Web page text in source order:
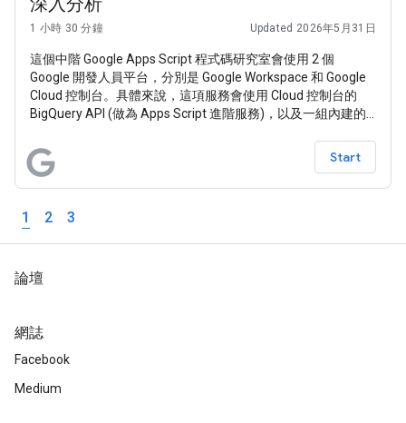
1 小時 30 分鐘 Updated 2026年5月31日
這個中階 Google Apps Script 程式碼研究室會使用 2 個
Google 開發人員平台，分別是 Google Workspace 和 Google
Cloud 控制台。具體來說，這項服務會使用 Cloud 控制台的
BigQuery API (做為 Apps Script 進階服務)，以及一組內建的
個範例應用程式的目的是向使用者展示，他們只要透過一段簡
短的程式碼，就能自動處理從大數據分析到投影片簡報的最終
階段。
Start
1 2 3
論壇
網誌
Facebook
Medium